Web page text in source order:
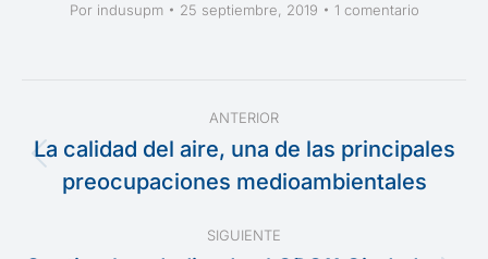
Por indusupm 25 septiembre, 2019 1 comentario
Navegación
entre
publicaciones
ANTERIOR
anterior:
La calidad del aire, una de las principales
preocupaciones medioambientales
SIGUIENTE